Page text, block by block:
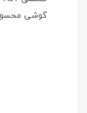
گوشی محسوب